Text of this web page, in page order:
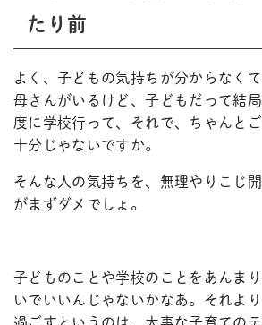
たり前
よく、子どもの気持ちが分からなく
母さんがいるけど、子どもだって結
度に学校行って、それで、ちゃんと
十分じゃないですか。
そんな人の気持ちを、無理やりこじ
がまずダメでしょ。
子どものことや学校のことをあんま
いでいいんじゃないかなあ。それよ
過ごすというのは、大事な子育ての